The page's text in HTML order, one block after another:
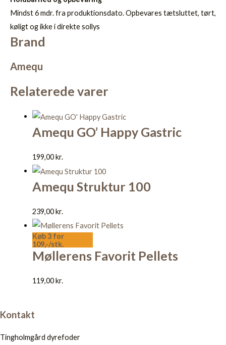
Mindst 6 mdr. fra produktionsdato. Opbevares tætsluttet, tørt,
køligt og ikke i direkte sollys
Brand
Amequ
Relaterede varer
Amequ GO’ Happy Gastric
199,00kr.
Amequ Struktur 100
239,00kr.
Køb 3 for
109,-/stk.
Møllerens Favorit Pellets
119,00kr.
Kontakt
Tingholmgård dyrefoder